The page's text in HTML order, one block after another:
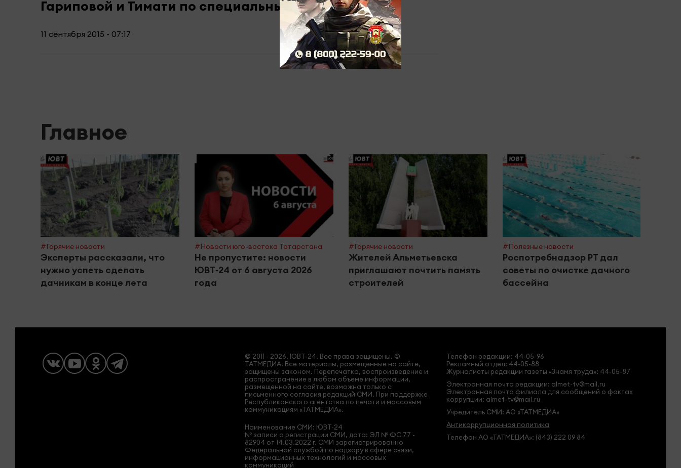
Гариповой и Тимати по специальным браслетам
11 сентября 2015 - 07:17
Главное
#Горячие новости
Эксперты рассказали, что
нужно успеть сделать
дачникам в конце лета
#Новости юго-востока Татарстана
Не пропустите: новости
ЮВТ‑24 от 6 августа 2026
года
#Горячие новости
Жителей Альметьевска
приглашают почтить память
строителей
#Полезные новости
Роспотребнадзор РТ дал
советы по очистке дачного
бассейна
© 2011 - 2026. ЮВТ-24. Все права защищены. ©
ТАТМЕДИА. Все материалы, размещенные на сайте,
защищены законом. Перепечатка, воспроизведение и
распространение в любом объеме информации,
размещенной на сайте, возможна только с
письменного согласия редакций СМИ. При поддержке
Республиканского агентства по печати и массовым
коммуникациям «ТАТМЕДИА».
Наименование СМИ: ЮВТ-24
№ записи о регистрации СМИ, дата: ЭЛ № ФС 77 -
82904 от 14.03.2022 г. СМИ зарегистрированно
Федеральной службой по надзору в сфере связи,
информационных технологий и массовых
коммуникаций
Телефон редакции: 44-05-96
Рекламный отдел: 44-05-88
Журналисты редакции газеты «Знамя труда»: 44-05-87
Электронная почта редакции: almet-tv@mail.ru
Электронная почта филиала для сообщений о фактах
коррупции: almet-tv@mail.ru
Учредитель СМИ: АО «ТАТМЕДИА»
Антикоррупционная политика
Телефон АО «ТАТМЕДИА»: (843) 222 09 84